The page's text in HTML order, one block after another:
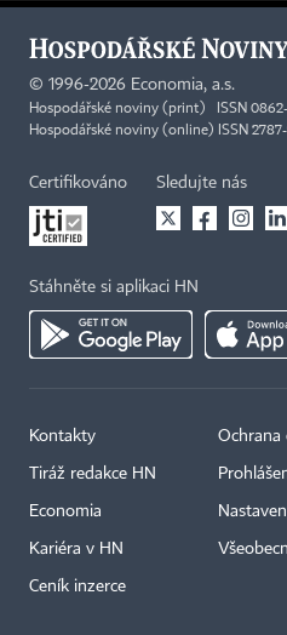
© 1996-2026 Economia, a.s.
Hospodářské noviny (print) ISSN
Hospodářské noviny (online) ISSN
Certifikováno Sledujte nás
Stáhněte si aplikaci HN
Kontakty
Tiráž redakce HN
Economia
Kariéra v HN
Ceník inzerce
Ochrana